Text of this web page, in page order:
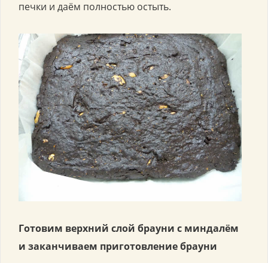
печки и даём полностью остыть.
Готовим верхний слой брауни с миндалём
и заканчиваем приготовление брауни